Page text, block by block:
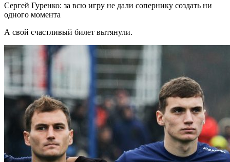
Сергей Гуренко: за всю игру не дали сопернику создать ни
одного момента
А свой счастливый билет вытянули.